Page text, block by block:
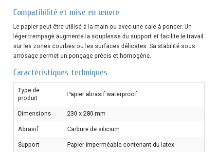
Compatibilité et mise en œuvre
Le papier peut être utilisé à la main ou avec une cale à poncer. Un
léger trempage augmente la souplesse du support et facilite le travail
sur les zones courbes ou les surfaces délicates. Sa stabilité sous
arrosage permet un ponçage précis et homogène.
Caractéristiques techniques
Type de
produit
Papier abrasif waterproof
Dimensions 230 x 280 mm
Abrasif Carbure de silicium
Support Papier imperméable contenant du latex